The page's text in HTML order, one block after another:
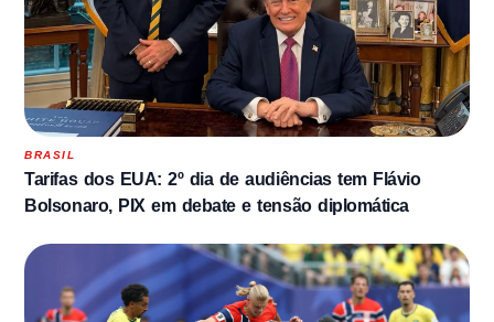
BRASIL
Tarifas dos EUA: 2º dia de audiências tem Flávio
Bolsonaro, PIX em debate e tensão diplomática